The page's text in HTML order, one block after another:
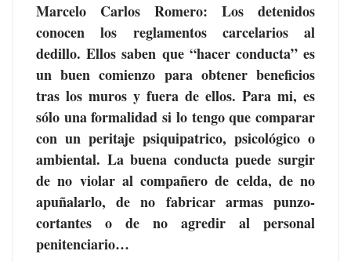
Marcelo Carlos Romero: Los detenidos
conocen los reglamentos carcelarios al
dedillo. Ellos saben que “hacer conducta” es
un buen comienzo para obtener beneficios
tras los muros y fuera de ellos. Para mi, es
sólo una formalidad si lo tengo que comparar
con un peritaje psiquipatrico, psicológico o
ambiental. La buena conducta puede surgir
de no violar al compañero de celda, de no
apuñalarlo, de no fabricar armas punzo-
cortantes o de no agredir al personal
penitenciario…